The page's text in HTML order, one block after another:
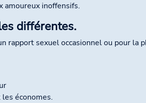
amoureux inoffensifs.
différentes.
rapport sexuel occasionnel ou pour la
économes.